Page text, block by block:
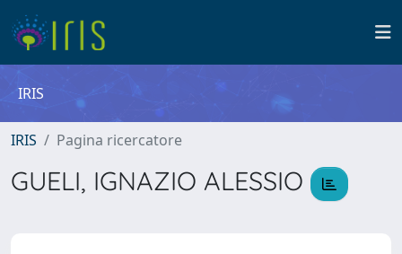
IRIS
IRIS Pagina ricercatore
GUELI, IGNAZIO ALESSIO